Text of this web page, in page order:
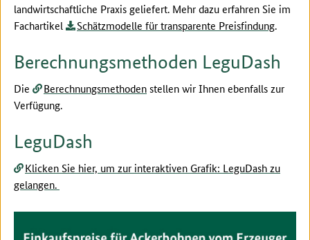
landwirtschaftliche Praxis geliefert. Mehr dazu erfahren Sie im
Fachartikel
Schätzmodelle für transparente Preisfindung.
Berechnungsmethoden LeguDash
Die Berechnungsmethodenstellen wir Ihnen ebenfalls zur
Verfügung.
LeguDash
Klicken Sie hier, um zur interaktiven Grafik: LeguDash zu
gelangen.